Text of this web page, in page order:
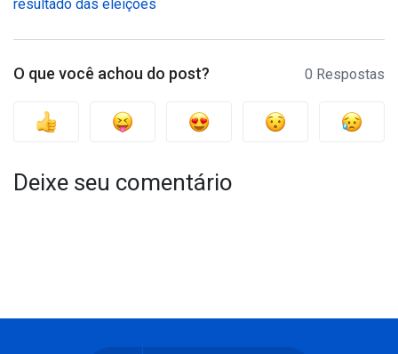
resultado das eleições
O que você achou do post? 0 Respostas
Deixe seu comentário